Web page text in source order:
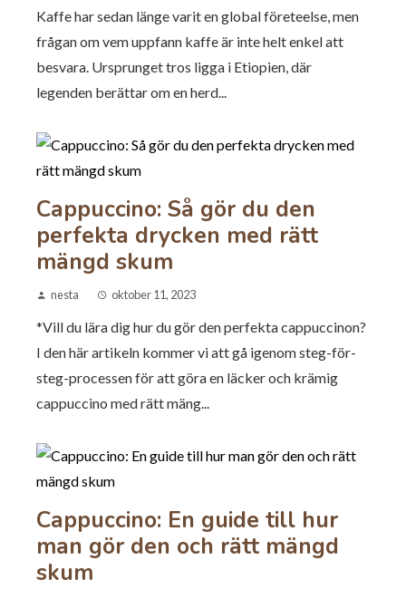
Kaffe har sedan länge varit en global företeelse, men
frågan om vem uppfann kaffe är inte helt enkel att
besvara. Ursprunget tros ligga i Etiopien, där
legenden berättar om en herd...
Cappuccino: Så gör du den
perfekta drycken med rätt
mängd skum
nesta oktober 11, 2023
*Vill du lära dig hur du gör den perfekta cappuccinon?
I den här artikeln kommer vi att gå igenom steg-för-
steg-processen för att göra en läcker och krämig
cappuccino med rätt mäng...
Cappuccino: En guide till hur
man gör den och rätt mängd
skum